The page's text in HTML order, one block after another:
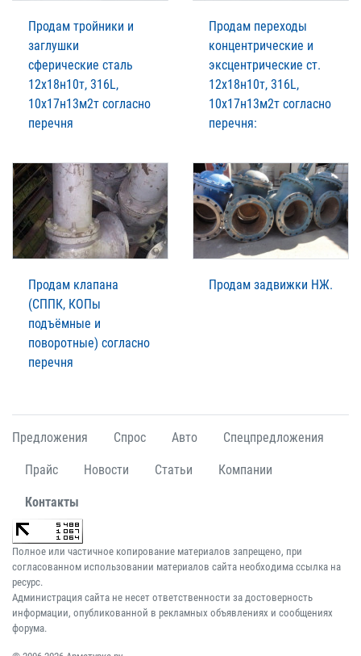
Продам тройники и
заглушки
сферические сталь
12х18н10т, 316L,
10х17н13м2т согласно
перечня
Продам переходы
концентрические и
эксцентрические ст.
12х18н10т, 316L,
10х17н13м2т согласно
перечня:
Продам клапана
(СППК, КОПы
подъёмные и
поворотные) согласно
перечня
Продам задвижки НЖ.
Предложения Спрос Авто Спецпредложения
Прайс Новости Статьи Компании
Контакты
Полное или частичное копирование материалов запрещено, при
согласованном использовании материалов сайта необходима ссылка на
ресурс.
Администрация сайта не несет ответственности за достоверность
информации, опубликованной в рекламных объявлениях и сообщениях
форума.